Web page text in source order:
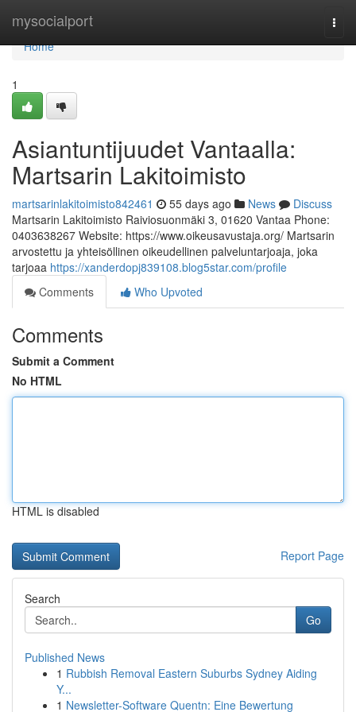
mysocialport
Home
Home
1
Asiantuntijuudet Vantaalla:
Martsarin Lakitoimisto
martsarinlakitoimisto842461 55 days ago News
Discuss
Martsarin Lakitoimisto Raiviosuonmäki 3, 01620 Vantaa Phone:
0403638267 Website: https://www.oikeusavustaja.org/ Martsarin
arvostettu ja yhteisöllinen oikeudellinen palveluntarjoaja, joka
tarjoaa https://xanderdopj839108.blog5star.com/profile
Comments
Who Upvoted
Comments
Submit a Comment
No HTML
HTML is disabled
Report Page
Search
Go
Published News
1 Rubbish Removal Eastern Suburbs Sydney Aiding
Y...
1 Newsletter-Software Quentn: Eine Bewertung